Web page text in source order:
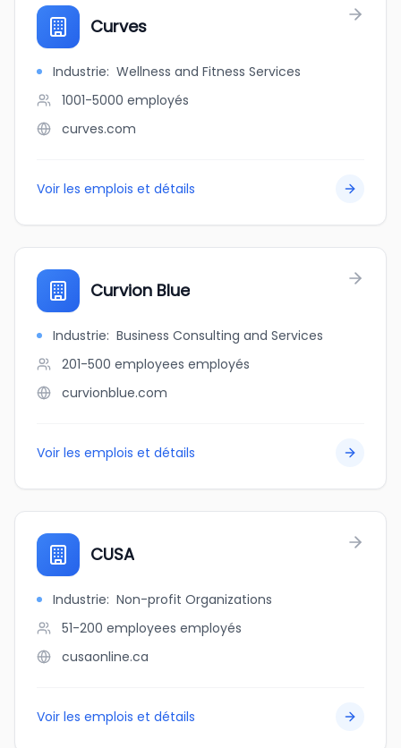
Curves
Industrie: Wellness and Fitness Services
1001-5000 employés
curves.com
Voir les emplois et détails
Curvion Blue
Industrie: Business Consulting and Services
201-500 employees employés
curvionblue.com
Voir les emplois et détails
CUSA
Industrie: Non-profit Organizations
51-200 employees employés
cusaonline.ca
Voir les emplois et détails